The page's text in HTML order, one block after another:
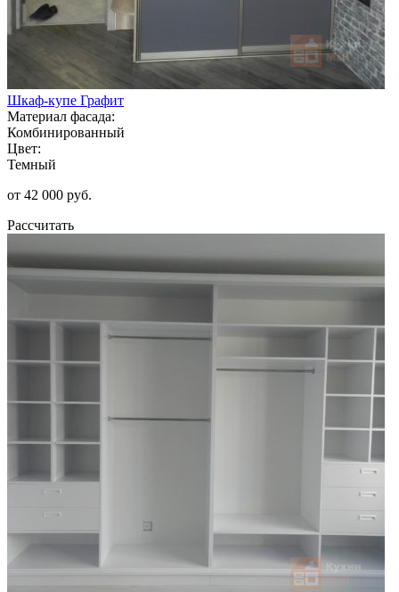
Шкаф-купе Графит
Материал фасада:
Комбинированный
Цвет:
Темный
от 42 000 руб.
Рассчитать